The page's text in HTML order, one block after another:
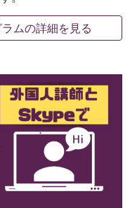
ムの詳細を見る